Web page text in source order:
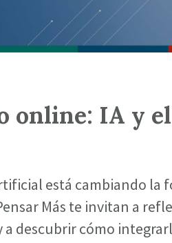
online: IA y
está cambiando la
Más te invitan a
descubrir cómo